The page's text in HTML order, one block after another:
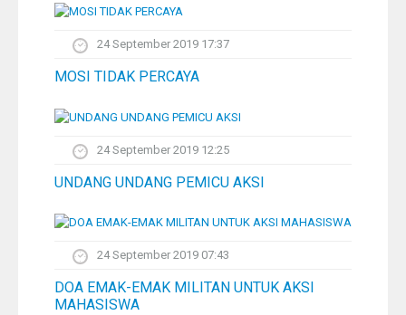
24 September 2019 17:37
MOSI TIDAK PERCAYA
24 September 2019 12:25
UNDANG UNDANG PEMICU AKSI
24 September 2019 07:43
DOA EMAK-EMAK MILITAN UNTUK AKSI
MAHASISWA